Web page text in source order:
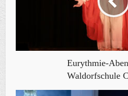
Eurythmie-
Waldorfschule